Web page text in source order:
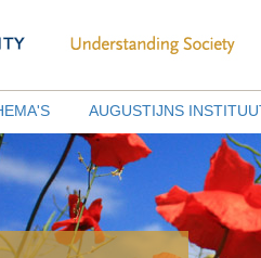
AUGUSTIJNS